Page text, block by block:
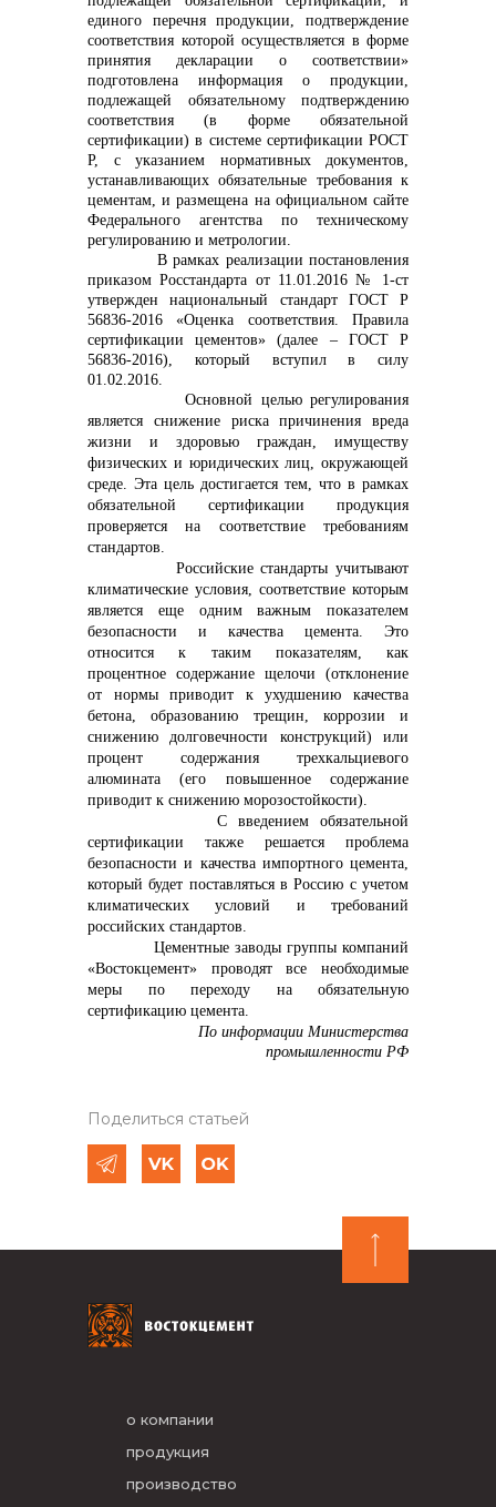
info@vostokcement.ru
единого перечня продукции, подтверждение
соответствия которой осуществляется в форме
принятия декларации о соответствии»
подготовлена информация о продукции,
подлежащей обязательному подтверждению
соответствия (в форме обязательной
сертификации) в системе сертификации РОСТ
Р, с указанием нормативных документов,
устанавливающих обязательные требования к
цементам, и размещена на официальном сайте
Федерального агентства по техническому
регулированию и метрологии.
В рамках реализации постановления
приказом Росстандарта от 11.01.2016 № 1-ст
утвержден национальный стандарт ГОСТ Р
56836-2016 «Оценка соответствия. Правила
сертификации цементов» (далее – ГОСТ Р
56836-2016), который вступил в силу
01.02.2016.
Основной целью регулирования
является снижение риска причинения вреда
жизни и здоровью граждан, имуществу
физических и юридических лиц, окружающей
среде. Эта цель достигается тем, что в рамках
обязательной сертификации продукция
проверяется на соответствие требованиям
стандартов.
Российские стандарты учитывают
климатические условия, соответствие которым
является еще одним важным показателем
безопасности и качества цемента. Это
относится к таким показателям, как
процентное содержание щелочи (отклонение
от нормы приводит к ухудшению качества
бетона, образованию трещин, коррозии и
снижению долговечности конструкций) или
процент содержания трехкальциевого
алюмината (его повышенное содержание
приводит к снижению морозостойкости).
С введением обязательной
сертификации также решается проблема
безопасности и качества импортного цемента,
который будет поставляться в Россию с учетом
климатических условий и требований
российских стандартов.
Цементные заводы группы компаний
«Востокцемент» проводят все необходимые
меры по переходу на обязательную
сертификацию цемента.
По информации Министерства
промышленности РФ
Поделиться статьей
о компании
продукция
производство